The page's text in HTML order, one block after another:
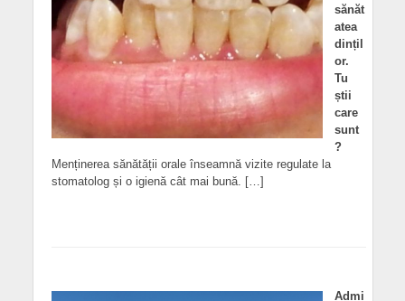
sănăt
atea
dințil
or.
Tu
știi
care
sunt
?
Menținerea sănătății orale înseamnă vizite regulate la
stomatolog și o igienă cât mai bună. […]
Admi